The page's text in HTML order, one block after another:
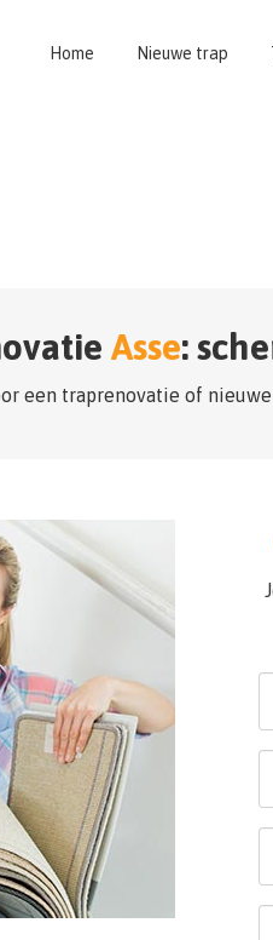
Home Nieuwe trap
Asse:
een traprenovatie of